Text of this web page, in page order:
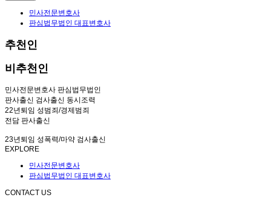
민사전문변호사
판심법무법인 대표변호사
추천인
비추천인
민사전문변호사 판심법무법인
판사출신 검사출신 동시조력
22년퇴임 성범죄/경제범죄
전담 판사출신
23년퇴임 성폭력/마약 검사출신
EXPLORE
민사전문변호사
판심법무법인 대표변호사
CONTACT US